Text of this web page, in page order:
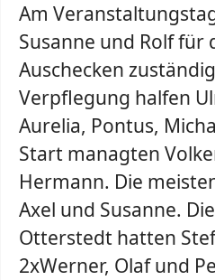
Am
Susanne und Rolf für
Auschecken
Verpflegung halfen
Aurelia, Pontus,
Start managten
Hermann. Die
Axel und Susanne.
Otterstedt hatten
2xWerner, Olaf und